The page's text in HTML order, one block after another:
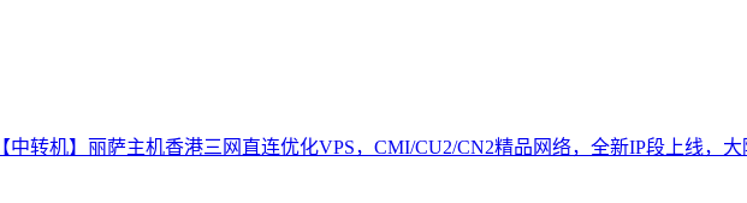
【中转机】丽萨主机香港三网直连优化VPS，CMI/CU2/CN2精品网络，全新IP段上线，